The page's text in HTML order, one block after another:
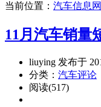
当前位置： 汽车信息网
11月汽车销量
liuying 发布于
分类： 汽车评论
阅读(517)